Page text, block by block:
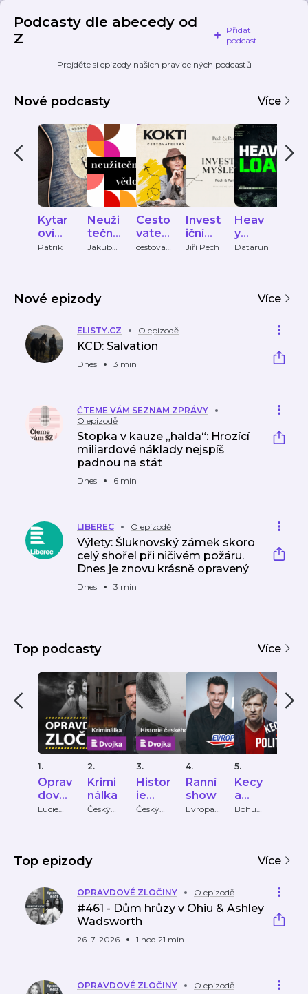
Podcasty dle abecedy od
Z
Přidat
podcast
Projděte si epizody našich pravidelných podcastů
Nové podcasty Více
Kytar
oví
veliká
Patrik
Neuži
tečné
vědo
Jakub
Cesto
vatels
ký
cestovat
Invest
iční
myšle
Jiří Pech
Heav
y
Load
Datarun
Nové epizody Více
ELISTY.CZ O epizodě
KCD: Salvation
Dnes 3 min
ČTEME VÁM SEZNAM ZPRÁVY
O epizodě
Stopka v kauze „halda“: Hrozící
miliardové náklady nejspíš
padnou na stát
Dnes 6 min
LIBEREC O epizodě
Výlety: Šluknovský zámek skoro
celý shořel při ničivém požáru.
Dnes je znovu krásně opravený
Dnes 3 min
Top podcasty Více
1.
Oprav
dové
zločin
Lucie
2.
Krimi
nálka
Český
3.
Histor
ie
české
Český
4.
Ranní
show
Evropa
5.
Kecy
a
politik
Bohumil
Top epizody Více
OPRAVDOVÉ ZLOČINY O epizodě
#461 - Dům hrůzy v Ohiu & Ashley
Wadsworth
26. 7. 2026 1 hod 21 min
OPRAVDOVÉ ZLOČINY O epizodě